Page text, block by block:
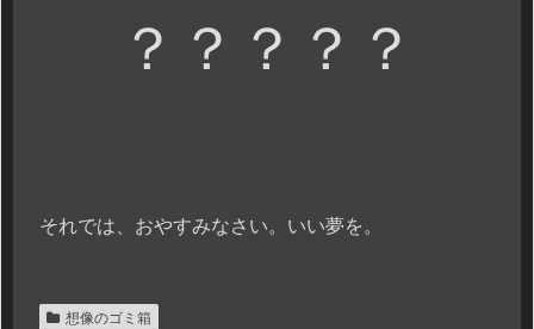
？？？？？
それでは、おやすみなさい。いい夢を。
想像のゴミ箱